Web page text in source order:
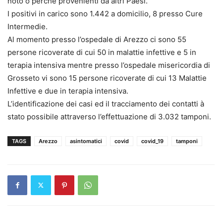
I positivi in carico sono 1.442 a domicilio, 8 presso Cure
Intermedie.
Al momento presso l’ospedale di Arezzo ci sono 55
persone ricoverate di cui 50 in malattie infettive e 5 in
terapia intensiva mentre presso l’ospedale misericordia di
Grosseto vi sono 15 persone ricoverate di cui 13 Malattie
Infettive e due in terapia intensiva.
L’identificazione dei casi ed il tracciamento dei contatti à
stato possibile attraverso l’effettuazione di 3.032 tamponi.
TAGS Arezzo asintomatici covid covid_19 tamponi